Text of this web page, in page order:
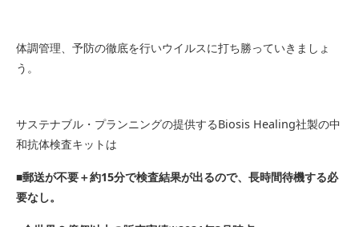
体調管理、予防の徹底を行いウイルスに打ち勝っていきましょ
う。
サステナブル・プランニングの提供するBiosis Healing社製の中
和抗体検査キットは
■郵送が不要＋約15分で検査結果が出るので、長時間待機する必
要なし。